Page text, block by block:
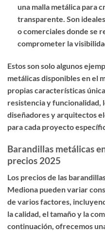
una malla metálica para
transparente. Son
o comerciales donde se
comprometer la
Estos son solo algunos
metálicas disponibles en el
propias características
resistencia y funcionalidad,
diseñadores y arquitectos
para cada proyecto
Barandillas metálicas
precios 2025
Los precios de las
Mediona pueden variar
de varios factores,
la calidad, el tamaño y la
continuación, ofrecemos